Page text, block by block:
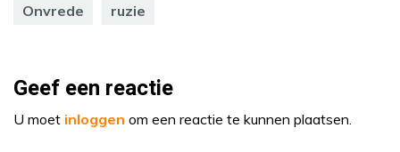
Onvrede ruzie
Geef een reactie
U moet inloggen om een reactie te kunnen plaatsen.